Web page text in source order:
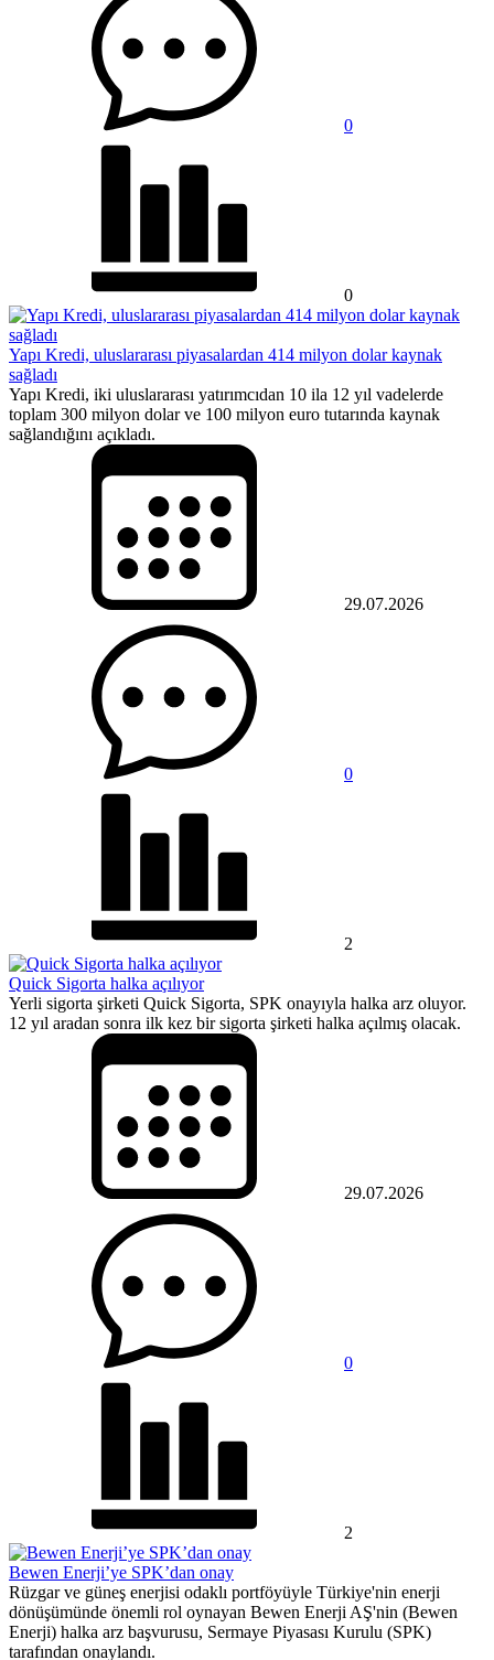
0
0
Yapı Kredi, uluslararası piyasalardan 414 milyon dolar kaynak
sağladı
Yapı Kredi, iki uluslararası yatırımcıdan 10 ila 12 yıl vadelerde
toplam 300 milyon dolar ve 100 milyon euro tutarında kaynak
sağlandığını açıkladı.
29.07.2026
0
2
Quick Sigorta halka açılıyor
Yerli sigorta şirketi Quick Sigorta, SPK onayıyla halka arz oluyor.
12 yıl aradan sonra ilk kez bir sigorta şirketi halka açılmış olacak.
29.07.2026
0
2
Bewen Enerji’ye SPK’dan onay
Rüzgar ve güneş enerjisi odaklı portföyüyle Türkiye'nin enerji
dönüşümünde önemli rol oynayan Bewen Enerji AŞ'nin (Bewen
Enerji) halka arz başvurusu, Sermaye Piyasası Kurulu (SPK)
tarafından onaylandı.